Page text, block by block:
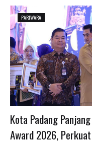
PARIWARA
Kota Padang
Award 2026,